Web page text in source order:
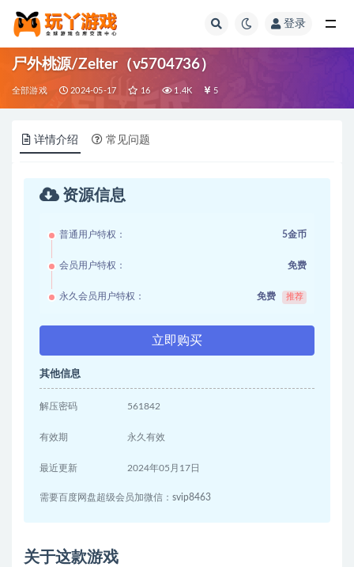
登录
尸外桃源/Zelter（v5704736）
全部游戏 2024-05-17 16 1.4K 5
详情介绍 常见问题
资源信息
普通用户特权： 5金币
会员用户特权： 免费
永久会员用户特权： 免费 推荐
立即购买
其他信息
解压密码 561842
有效期 永久有效
最近更新 2024年05月17日
需要百度网盘超级会员加微信：svip8463
关于这款游戏